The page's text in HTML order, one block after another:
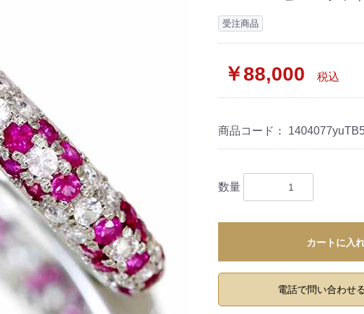
受注商品
￥88,000 税込
商品コード：
数量
カートに入
電話で問い合わせ